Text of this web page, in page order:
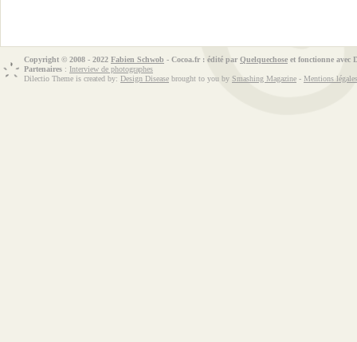
Copyright © 2008 - 2022 Fabien Schwob - Cocoa.fr : édité par Quelquechose et fonctionne avec
Partenaires : Interview de photographes
Dilectio Theme is created by: Design Disease brought to you by Smashing Magazine - Mentions légales